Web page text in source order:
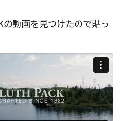
動画を見つけたので貼っ